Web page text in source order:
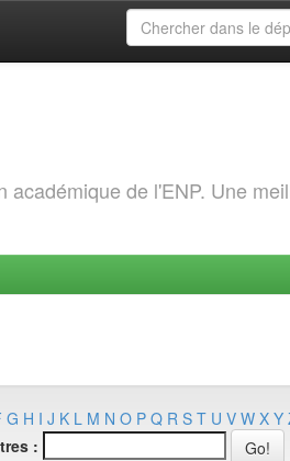
de l'ENP. Une
G H I J K L M N O P Q R S T U V W X Y
: